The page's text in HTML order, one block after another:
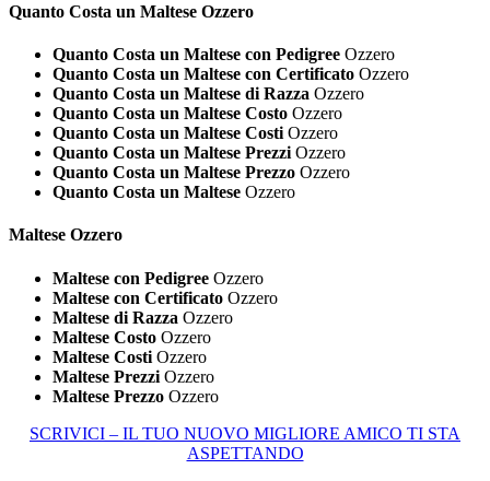
Quanto Costa un Maltese Ozzero
Quanto Costa un Maltese con Pedigree Ozzero
Quanto Costa un Maltese con Certificato Ozzero
Quanto Costa un Maltese di Razza Ozzero
Quanto Costa un Maltese Costo Ozzero
Quanto Costa un Maltese Costi Ozzero
Quanto Costa un Maltese Prezzi Ozzero
Quanto Costa un Maltese Prezzo Ozzero
Quanto Costa un Maltese Ozzero
Maltese Ozzero
Maltese con Pedigree Ozzero
Maltese con Certificato Ozzero
Maltese di Razza Ozzero
Maltese Costo Ozzero
Maltese Costi Ozzero
Maltese Prezzi Ozzero
Maltese Prezzo Ozzero
SCRIVICI – IL TUO NUOVO MIGLIORE AMICO TI STA
ASPETTANDO